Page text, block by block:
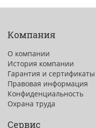
Компания
О компании
История компании
Гарантия и сертификаты
Правовая информация
Конфиденциальность
Охрана труда
Сервис